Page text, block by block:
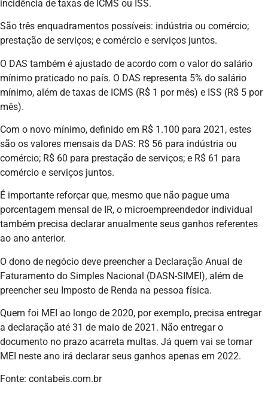
incidência de taxas de ICMS ou ISS.
São três enquadramentos possíveis: indústria ou comércio;
prestação de serviços; e comércio e serviços juntos.
O DAS também é ajustado de acordo com o valor do salário
mínimo praticado no país. O DAS representa 5% do salário
mínimo, além de taxas de ICMS (R$ 1 por mês) e ISS (R$ 5 por
mês).
Com o novo mínimo, definido em R$ 1.100 para 2021, estes
são os valores mensais da DAS: R$ 56 para indústria ou
comércio; R$ 60 para prestação de serviços; e R$ 61 para
comércio e serviços juntos.
É importante reforçar que, mesmo que não pague uma
porcentagem mensal de IR, o microempreendedor individual
também precisa declarar anualmente seus ganhos referentes
ao ano anterior.
O dono de negócio deve preencher a Declaração Anual de
Faturamento do Simples Nacional (DASN-SIMEI), além de
preencher seu Imposto de Renda na pessoa física.
Quem foi MEI ao longo de 2020, por exemplo, precisa entregar
a declaração até 31 de maio de 2021. Não entregar o
documento no prazo acarreta multas. Já quem vai se tornar
MEI neste ano irá declarar seus ganhos apenas em 2022.
Fonte: contabeis.com.br